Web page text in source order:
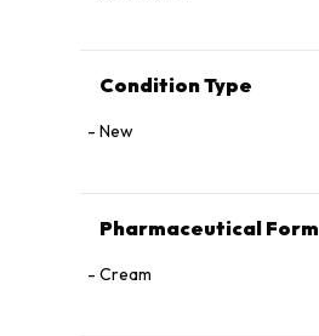
Condition Type
New
Pharmaceutical Form
Cream